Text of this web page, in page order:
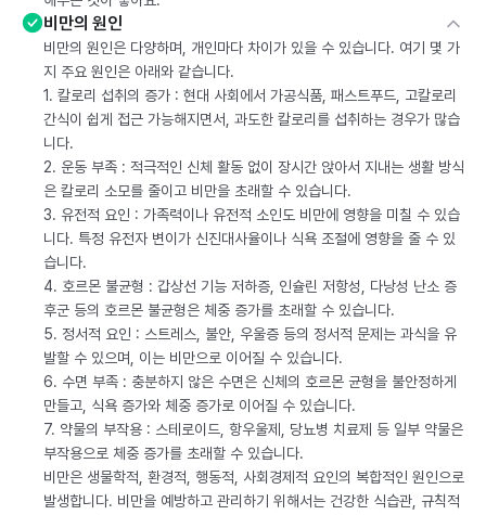
비만의 원인
비만의 원인은 다양하며, 개인마다 차이가 있을 수 있습니다. 여기 몇 가
지 주요 원인은 아래와 같습니다.
1. 칼로리 섭취의 증가 : 현대 사회에서 가공식품, 패스트푸드, 고칼로리
간식이 쉽게 접근 가능해지면서, 과도한 칼로리를 섭취하는 경우가 많습
니다.
2. 운동 부족 : 적극적인 신체 활동 없이 장시간 앉아서 지내는 생활 방식
은 칼로리 소모를 줄이고 비만을 초래할 수 있습니다.
3. 유전적 요인 : 가족력이나 유전적 소인도 비만에 영향을 미칠 수 있습
니다. 특정 유전자 변이가 신진대사율이나 식욕 조절에 영향을 줄 수 있
습니다.
4. 호르몬 불균형 : 갑상선 기능 저하증, 인슐린 저항성, 다낭성 난소 증
후군 등의 호르몬 불균형은 체중 증가를 초래할 수 있습니다.
5. 정서적 요인 : 스트레스, 불안, 우울증 등의 정서적 문제는 과식을 유
발할 수 있으며, 이는 비만으로 이어질 수 있습니다.
6. 수면 부족 : 충분하지 않은 수면은 신체의 호르몬 균형을 불안정하게
만들고, 식욕 증가와 체중 증가로 이어질 수 있습니다.
7. 약물의 부작용 : 스테로이드, 항우울제, 당뇨병 치료제 등 일부 약물은
부작용으로 체중 증가를 초래할 수 있습니다.
비만은 생물학적, 환경적, 행동적, 사회경제적 요인의 복합적인 원인으로
발생합니다. 비만을 예방하고 관리하기 위해서는 건강한 식습관, 규칙적